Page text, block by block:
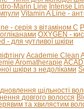
Marin Line Intense
Vitamin A Line -
- серія з вітаміном С
OXYGEN -
- для чутливої шкіри
Academie Clean
Aromatherapie
шкіри з недоліками
щільності
довгого волосся
та хвилястим